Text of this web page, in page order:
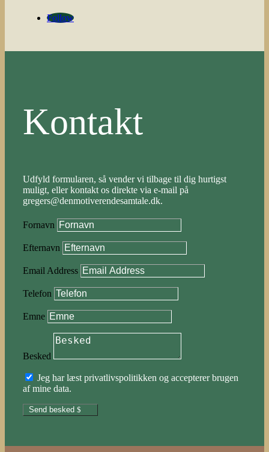
Follow
Kontakt
Udfyld formularen, så vender vi tilbage til dig hurtigst
muligt, eller kontakt os direkte via e-mail på
gregers@denmotiverendesamtale.dk.
Fornavn
Efternavn
Email Address
Telefon
Emne
Besked
Jeg har læst privatlivspolitikken og accepterer brugen
af mine data.
Send besked